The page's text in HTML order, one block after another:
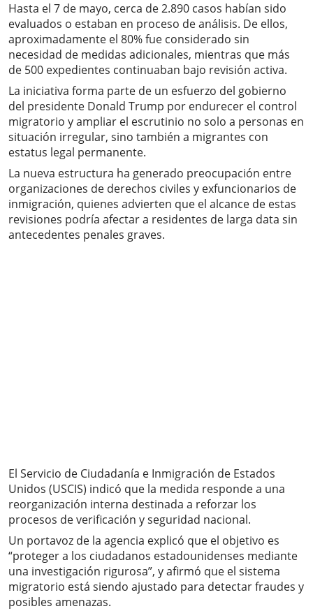
Hasta el 7 de mayo, cerca de 2.890 casos habían sido
evaluados o estaban en proceso de análisis. De ellos,
aproximadamente el 80% fue considerado sin
necesidad de medidas adicionales, mientras que más
de 500 expedientes continuaban bajo revisión activa.
La iniciativa forma parte de un esfuerzo del gobierno
del presidente Donald Trump por endurecer el control
migratorio y ampliar el escrutinio no solo a personas en
situación irregular, sino también a migrantes con
estatus legal permanente.
La nueva estructura ha generado preocupación entre
organizaciones de derechos civiles y exfuncionarios de
inmigración, quienes advierten que el alcance de estas
revisiones podría afectar a residentes de larga data sin
antecedentes penales graves.
El Servicio de Ciudadanía e Inmigración de Estados
Unidos (USCIS) indicó que la medida responde a una
reorganización interna destinada a reforzar los
procesos de verificación y seguridad nacional.
Un portavoz de la agencia explicó que el objetivo es
“proteger a los ciudadanos estadounidenses mediante
una investigación rigurosa”, y afirmó que el sistema
migratorio está siendo ajustado para detectar fraudes y
posibles amenazas.